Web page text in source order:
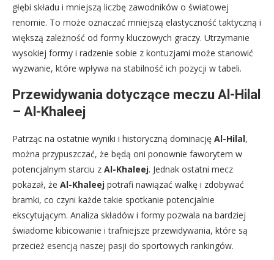
głębi składu i mniejszą liczbę zawodników o światowej
renomie. To może oznaczać mniejszą elastyczność taktyczną i
większą zależność od formy kluczowych graczy. Utrzymanie
wysokiej formy i radzenie sobie z kontuzjami może stanowić
wyzwanie, które wpływa na stabilność ich pozycji w tabeli.
Przewidywania dotyczące meczu Al-Hilal
– Al-Khaleej
Patrząc na ostatnie wyniki i historyczną dominację Al-Hilal,
można przypuszczać, że będą oni ponownie faworytem w
potencjalnym starciu z Al-Khaleej. Jednak ostatni mecz
pokazał, że Al-Khaleej potrafi nawiązać walkę i zdobywać
bramki, co czyni każde takie spotkanie potencjalnie
ekscytującym. Analiza składów i formy pozwala na bardziej
świadome kibicowanie i trafniejsze przewidywania, które są
przecież esencją naszej pasji do sportowych rankingów.